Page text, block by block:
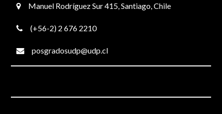
Manuel Rodríguez Sur 415, Santiago, Chile
(+56-2) 2 676 2210
posgradosudp@udp.cl